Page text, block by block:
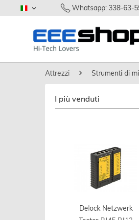
italiano Whatsapp: 338-63-
Attrezzi Strumenti di
I più venduti
Delock Netzwerk